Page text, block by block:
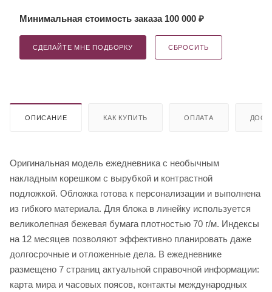
Минимальная стоимость заказа 100 000 ₽
СДЕЛАЙТЕ МНЕ ПОДБОРКУ СБРОСИТЬ
ОПИСАНИЕ КАК КУПИТЬ ОПЛАТА
Оригинальная модель ежедневника с необычным
накладным корешком с вырубкой и контрастной
подложкой. Обложка готова к персонализации и выполнена
из гибкого материала. Для блока в линейку используется
великолепная бежевая бумага плотностью 70 г/м. Индексы
на 12 месяцев позволяют эффективно планировать даже
долгосрочные и отложенные дела. В ежедневнике
размещено 7 страниц актуальной справочной информации:
карта мира и часовых поясов, контакты международных